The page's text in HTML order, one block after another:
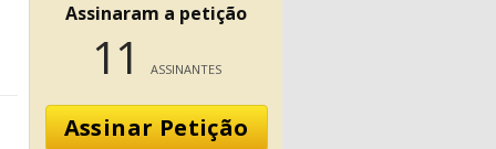
Assinaram a petição
11 ASSINANTES
Assinar Petição